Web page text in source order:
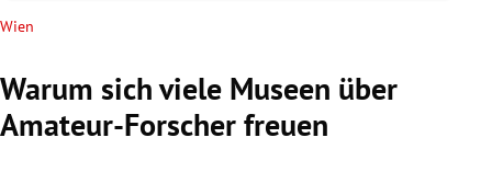
Wien
Warum sich viele Museen über
Amateur-Forscher freuen